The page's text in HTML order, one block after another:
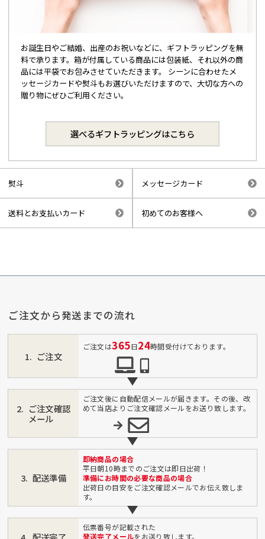
お誕生日やご結婚、出産のお祝いなどに、ギフトラッピングを無
料で承ります。箱が付属している商品には包装紙、それ以外の商
品には平袋でお包みさせていただきます。 シーンに合わせたメ
ッセージカードや熨斗もお選びいただけますので、大切な方への
贈り物にぜひご利用ください。
選べるギフトラッピングはこちら
熨斗 メッセージカード
送料とお支払いカード 初めてのお客様へ
ご注文から発送までの流れ
ご注文
ご注文は365日24時間受付けております。
ご注文確認
メール
ご注文後に自動配信メールが届きます。その後、改
めて当店よりご注文確認メールをお送り致します。
配送準備
即納商品の場合
平日朝10時までのご注文は即日出荷！
準備にお時間の必要な商品の場合
出荷日の目安をご注文確認メールでお伝え致しま
す。
伝票番号が記載された
発送完了メールをお送り致します。